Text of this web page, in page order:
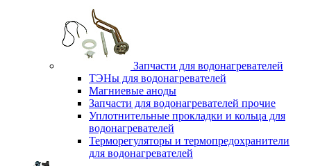
Запчасти для водонагревателей
ТЭНы для водонагревателей
Магниевые аноды
Запчасти для водонагревателей прочие
Уплотнительные прокладки и кольца для
водонагревателей
Терморегуляторы и термопредохранители
для водонагревателей